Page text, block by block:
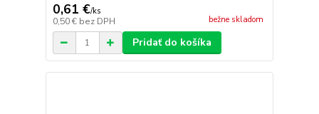
0,61 €/ks
0,50 € bez DPH bežne skladom
Pridať do košíka